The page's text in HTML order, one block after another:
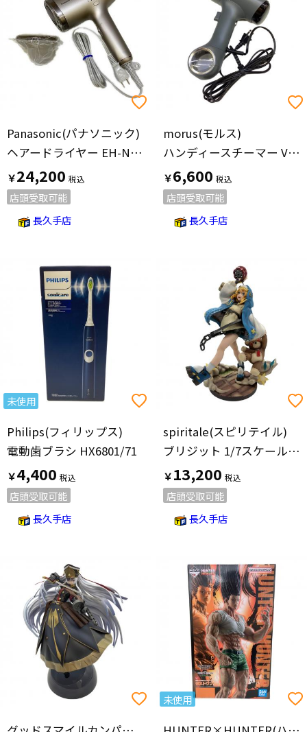
Panasonic(パナソニック)
ヘアードライヤー EH-NA9M-E 2026年製
￥24,200
店頭受取可能
長久手店
morus(モルス)
ハンディースチーマー V6 2024年製
￥6,600
店頭受取可能
長久手店
未使用
Philips(フィリップス)
電動歯ブラシ HX6801/71
￥4,400
店頭受取可能
長久手店
spiritale(スピリテイル)
ブリジット 1/7スケールフィギュア フィギュア
￥13,200
店頭受取可能
長久手店
未使用